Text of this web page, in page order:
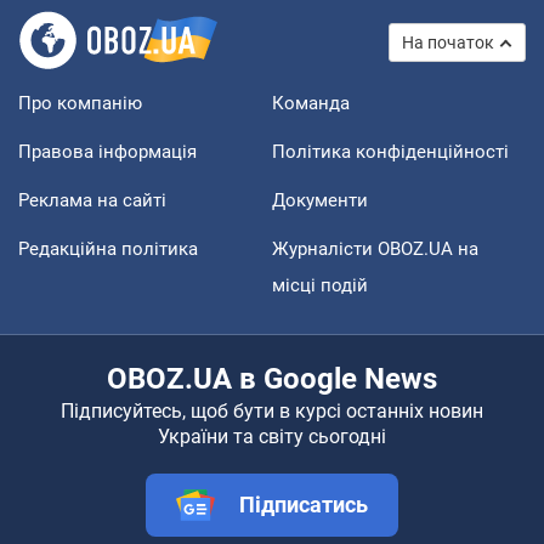
На початок
Про компанію Команда
Правова інформація Політика конфіденційності
Реклама на сайті Документи
Редакційна політика
Журналісти OBOZ.UA на
місці подій
OBOZ.UA в Google News
Підписуйтесь, щоб бути в курсі останніх новин
України та світу сьогодні
Підписатись